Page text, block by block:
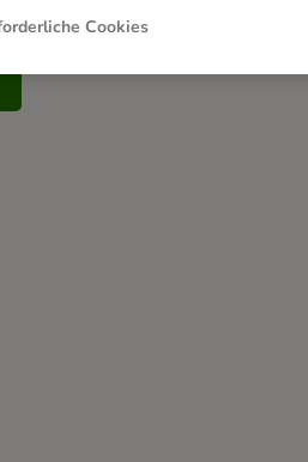
Cookies